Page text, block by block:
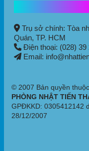
Trụ sở chính: Tòa
Quán, TP. HCM
Điện thoại: (028) 39
Email:
© 2007 Bản quyền thuộc
PHÒNG NHẬT TIẾN
GPĐKKD: 0305412142
28/12/2007